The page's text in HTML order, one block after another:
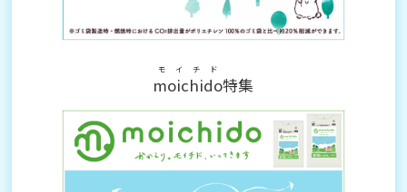
moichido
モイチド
特集